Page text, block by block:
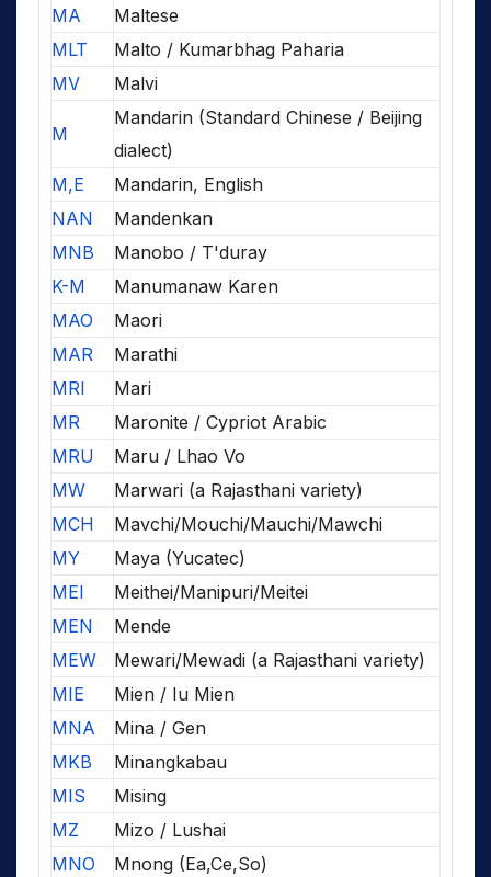
MA
Maltese
MLT
Malto / Kumarbhag Paharia
MV
Malvi
M
Mandarin (Standard Chinese / Beijing
dialect)
M,E
Mandarin, English
NAN
Mandenkan
MNB
Manobo / T'duray
K-M
Manumanaw Karen
MAO
Maori
MAR
Marathi
MRI
Mari
MR
Maronite / Cypriot Arabic
MRU
Maru / Lhao Vo
MW
Marwari (a Rajasthani variety)
MCH
Mavchi/Mouchi/Mauchi/Mawchi
MY
Maya (Yucatec)
MEI
Meithei/Manipuri/Meitei
MEN
Mende
MEW
Mewari/Mewadi (a Rajasthani variety)
MIE
Mien / Iu Mien
MNA
Mina / Gen
MKB
Minangkabau
MIS
Mising
MZ
Mizo / Lushai
MNO
Mnong (Ea,Ce,So)